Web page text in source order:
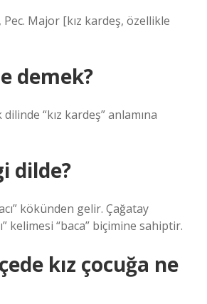
Pec. Major [kız kardeş, özellikle
demek?
“kız kardeş” anlamına
dilde?
kökünden gelir. Çağatay
kelimesi “baca” biçimine sahiptir.
kız çocuğa ne